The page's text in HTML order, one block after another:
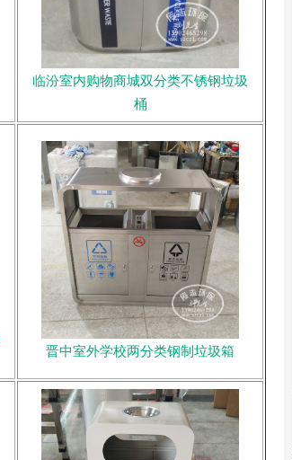
临汾室内购物商城双分类不锈钢垃圾
桶
晋中室外学校两分类钢制垃圾箱